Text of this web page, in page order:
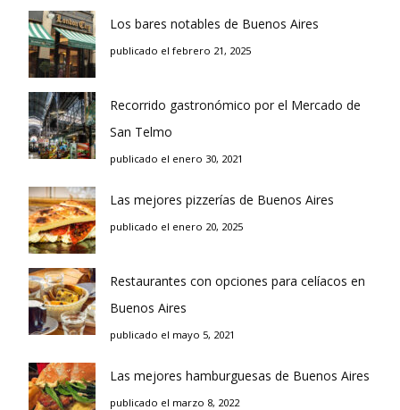
Los bares notables de Buenos Aires
publicado el febrero 21, 2025
Recorrido gastronómico por el Mercado de
San Telmo
publicado el enero 30, 2021
Las mejores pizzerías de Buenos Aires
publicado el enero 20, 2025
Restaurantes con opciones para celíacos en
Buenos Aires
publicado el mayo 5, 2021
Las mejores hamburguesas de Buenos Aires
publicado el marzo 8, 2022